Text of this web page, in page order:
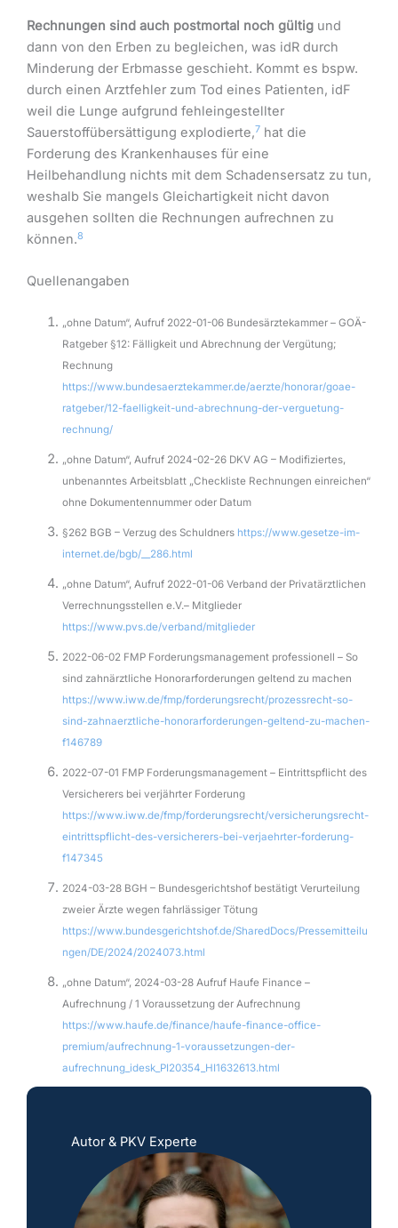
Rechnungen sind auch postmortal noch gültig und
dann von den Erben zu begleichen, was idR durch
Minderung der Erbmasse geschieht. Kommt es bspw.
durch einen Arztfehler zum Tod eines Patienten, idF
weil die Lunge aufgrund fehleingestellter
Sauerstoffübersättigung explodierte,7 hat die
Forderung des Krankenhauses für eine
Heilbehandlung nichts mit dem Schadensersatz zu tun,
weshalb Sie mangels Gleichartigkeit nicht davon
ausgehen sollten die Rechnungen aufrechnen zu
können.8
Quellenangaben
„ohne Datum“, Aufruf 2022-01-06 Bundesärztekammer – GOÄ-
Ratgeber §12: Fälligkeit und Abrechnung der Vergütung;
Rechnung
https://www.bundesaerztekammer.de/aerzte/honorar/goae-
ratgeber/12-faelligkeit-und-abrechnung-der-verguetung-
rechnung/
„ohne Datum“, Aufruf 2024-02-26 DKV AG – Modifiziertes,
unbenanntes Arbeitsblatt „Checkliste Rechnungen einreichen“
ohne Dokumentennummer oder Datum
§262 BGB – Verzug des Schuldners https://www.gesetze-im-
internet.de/bgb/__286.html
„ohne Datum“, Aufruf 2022-01-06 Verband der Privatärztlichen
Verrechnungsstellen e.V.– Mitglieder
https://www.pvs.de/verband/mitglieder
2022-06-02 FMP Forderungsmanagement professionell – So
sind zahnärztliche Honorarforderungen geltend zu machen
https://www.iww.de/fmp/forderungsrecht/prozessrecht-so-
sind-zahnaerztliche-honorarforderungen-geltend-zu-machen-
f146789
2022-07-01 FMP Forderungsmanagement – Eintrittspflicht des
Versicherers bei verjährter Forderung
https://www.iww.de/fmp/forderungsrecht/versicherungsrecht-
eintrittspflicht-des-versicherers-bei-verjaehrter-forderung-
f147345
2024-03-28 BGH – Bundesgerichtshof bestätigt Verurteilung
zweier Ärzte wegen fahrlässiger Tötung
https://www.bundesgerichtshof.de/SharedDocs/Pressemitteilu
ngen/DE/2024/2024073.html
„ohne Datum“, 2024-03-28 Aufruf Haufe Finance –
Aufrechnung / 1 Voraussetzung der Aufrechnung
https://www.haufe.de/finance/haufe-finance-office-
premium/aufrechnung-1-voraussetzungen-der-
aufrechnung_idesk_PI20354_HI1632613.html
Autor & PKV Experte